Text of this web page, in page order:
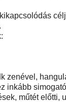
zenével,
inkább
műtét előtti,